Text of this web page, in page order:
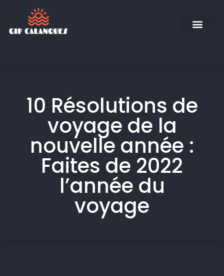
10 Résolutions de
voyage de la
nouvelle année :
Faites de 2022
l’année du
voyage